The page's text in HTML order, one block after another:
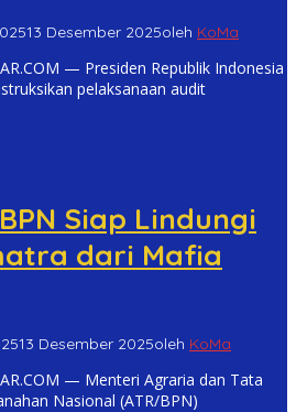
13 Desember 2025oleh KoMa
— Presiden Republik Indonesia
pelaksanaan audit
Siap Lindungi
dari Mafia
13 Desember 2025oleh KoMa
— Menteri Agraria dan Tata
Nasional (ATR/BPN)